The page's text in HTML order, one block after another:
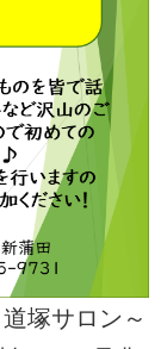
塚サロン～